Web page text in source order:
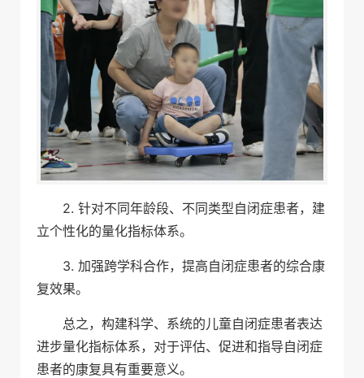
2. 针对不同年龄段、不同类型自闭症患者，建
立个性化的量化指标体系。
3. 加强跨学科合作，提高自闭症患者的综合康
复效果。
总之，构建科学、系统的儿童自闭症患者表达
进步量化指标体系，对于评估、促进和指导自闭症
患者的康复具有重要意义。